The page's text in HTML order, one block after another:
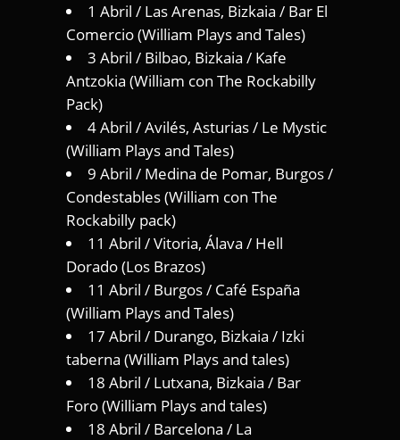
1 Abril / Las Arenas, Bizkaia / Bar El
Comercio (William Plays and Tales)
3 Abril / Bilbao, Bizkaia / Kafe
Antzokia (William con The Rockabilly
Pack)
4 Abril / Avilés, Asturias / Le Mystic
(William Plays and Tales)
9 Abril / Medina de Pomar, Burgos /
Condestables (William con The
Rockabilly pack)
11 Abril / Vitoria, Álava / Hell
Dorado (Los Brazos)
11 Abril / Burgos / Café España
(William Plays and Tales)
17 Abril / Durango, Bizkaia / Izki
taberna (William Plays and tales)
18 Abril / Lutxana, Bizkaia / Bar
Foro (William Plays and tales)
18 Abril / Barcelona / La